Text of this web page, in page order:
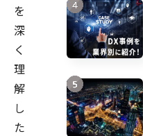
を
深
く
理
解
し
た